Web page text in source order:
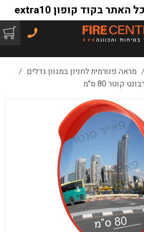
/ מראה פנורמית לחניון במגוון גדלים /
קוטר 80 ס"מ